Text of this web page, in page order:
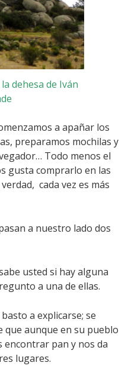
dehesa de Iván
a apañar los
preparamos mochilas y
Todo menos el
gusta comprarlo en las
cada vez es más
a nuestro lado dos
usted si hay alguna
a una de ellas.
a explicarse; se
que aunque en su pueblo
encontrar pan y nos da
lugares.